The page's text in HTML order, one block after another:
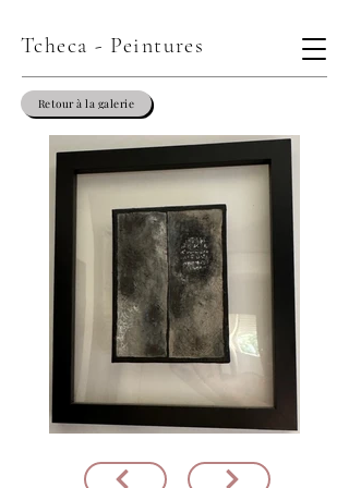
Tcheca - Peintures
Retour à la galerie